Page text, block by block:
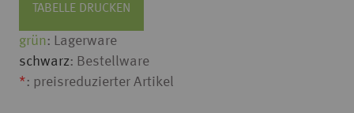
TABELLE DRUCKEN
grün: Lagerware
schwarz: Bestellware
*: preisreduzierter Artikel